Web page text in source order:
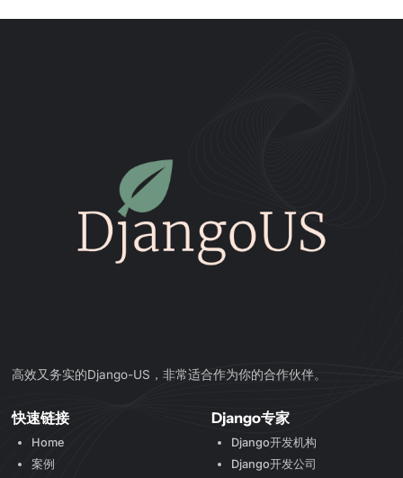
高效又务实的Django-US，非常适合作为你的合作伙伴。
快速链接
Home
案例
Django专家
Django开发机构
Django开发公司